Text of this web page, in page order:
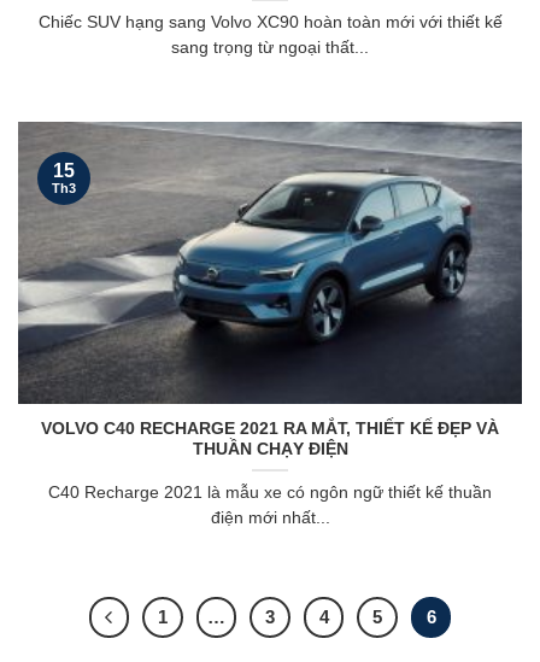
Chiếc SUV hạng sang Volvo XC90 hoàn toàn mới với thiết kế
sang trọng từ ngoại thất...
VOLVO C40 RECHARGE 2021 RA MẮT, THIẾT KẾ ĐẸP VÀ
THUẦN CHẠY ĐIỆN
C40 Recharge 2021 là mẫu xe có ngôn ngữ thiết kế thuần
điện mới nhất...
15
Th3
1 … 3 4 5 6